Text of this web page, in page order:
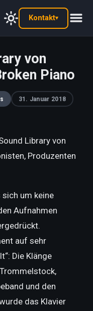
Kontakt▾
von
Piano
31. Januar 2018
Library von
Produzenten
sich um keine
Aufnahmen
auf sehr
Die Klänge
und den
das Klavier